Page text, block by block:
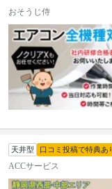
おそうじ侍
天井型 口コミ投稿で特典あ
ACCサービス